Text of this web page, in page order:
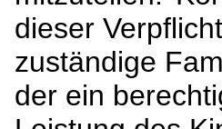
dieser
zuständige
der ein